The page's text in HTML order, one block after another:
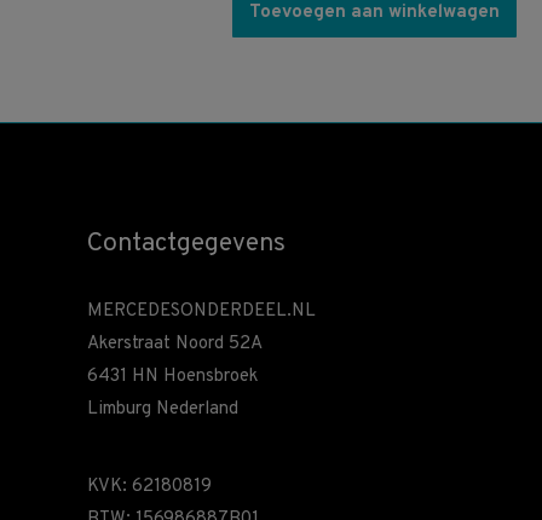
Toevoegen aan winkelwagen
Contactgegevens
MERCEDESONDERDEEL.NL
Akerstraat Noord 52A
6431 HN Hoensbroek
Limburg Nederland
KVK: 62180819